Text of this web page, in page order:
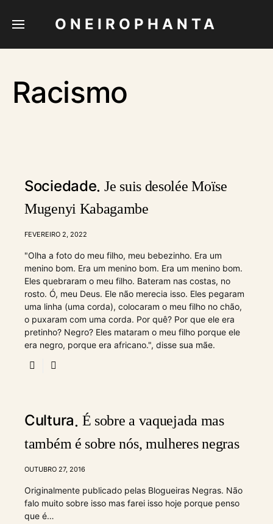
ONEIROPHANTA
Racismo
Sociedade Je suis desolée Moïse
Mugenyi Kabagambe
FEVEREIRO 2, 2022
"Olha a foto do meu filho, meu bebezinho. Era um
menino bom. Era um menino bom. Era um menino bom.
Eles quebraram o meu filho. Bateram nas costas, no
rosto. Ó, meu Deus. Ele não merecia isso. Eles pegaram
uma linha (uma corda), colocaram o meu filho no chão,
o puxaram com uma corda. Por quê? Por que ele era
pretinho? Negro? Eles mataram o meu filho porque ele
era negro, porque era africano.", disse sua mãe.
Cultura É sobre a vaquejada mas
também é sobre nós, mulheres negras
OUTUBRO 27, 2016
Originalmente publicado pelas Blogueiras Negras. Não
falo muito sobre isso mas farei isso hoje porque penso
que é…